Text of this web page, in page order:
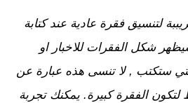
لتنسيق فقرة عادية عند كتابة
شكل الفقرات للاخبار او
ستكتب , لا تنسى هذه عبارة عن
لتكون الفقرة كبيرة. يمكنك تجربة